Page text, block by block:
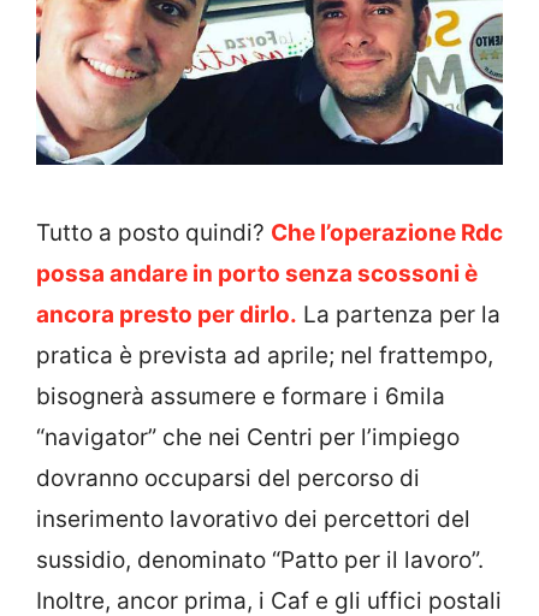
Tutto a posto quindi? Che l’operazione Rdc
possa andare in porto senza scossoni è
ancora presto per dirlo. La partenza per la
pratica è prevista ad aprile; nel frattempo,
bisognerà assumere e formare i 6mila
“navigator” che nei Centri per l’impiego
dovranno occuparsi del percorso di
inserimento lavorativo dei percettori del
sussidio, denominato “Patto per il lavoro”.
Inoltre, ancor prima, i Caf e gli uffici postali